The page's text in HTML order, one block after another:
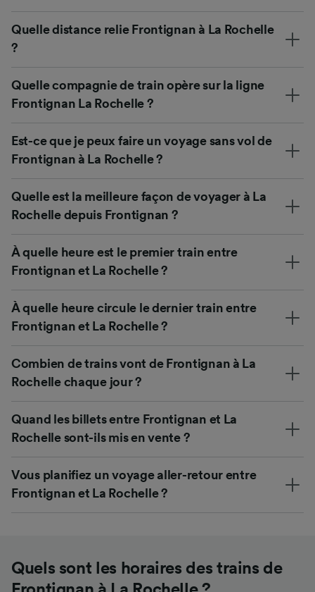
Quelle distance relie Frontignan à La Rochelle
?
Quelle compagnie de train opère sur la ligne
Frontignan La Rochelle ?
Est-ce que je peux faire un voyage sans vol de
Frontignan à La Rochelle ?
Quelle est la meilleure façon de voyager à La
Rochelle depuis Frontignan ?
À quelle heure est le premier train entre
Frontignan et La Rochelle ?
À quelle heure circule le dernier train entre
Frontignan et La Rochelle ?
Combien de trains vont de Frontignan à La
Rochelle chaque jour ?
Quand les billets entre Frontignan et La
Rochelle sont-ils mis en vente ?
Vous planifiez un voyage aller-retour entre
Frontignan et La Rochelle ?
Quels sont les horaires des trains de